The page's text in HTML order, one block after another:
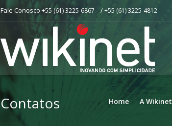
Fale Conosco +55 (61) 3225-6867 /+55 (61) 3225-4812
Home A Wikinet
Contatos